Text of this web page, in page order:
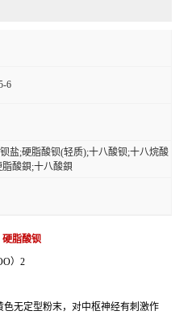
6
盐;硬脂酸钡(轻质);十八酸钡;十八烷酸
脂酸鋇;十八酸鋇
硬脂酸钡
）2
无定型粉末，对中枢神经有刺激作